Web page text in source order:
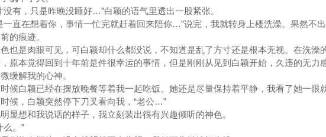
没有，只是昨晚没睡好…”白颖的语气里透出一股紧张。
一直在想着你，事情一忙完就赶着回来陪你…”说完，我就转身上楼洗澡。果然不
的痕迹。
也是肉眼可见，可白颖却什么都没说，不知道是乱了方寸还是根本无视。在洗澡
原本觉得回到十年前是件很幸运的事情，但是刚刚从见到白颖开始，久违的无力
缓解我的心神。
候白颖已经在摆放晚餐等着我一起吃饭。她还是尽量保持着平静，我看了她一眼
候，白颖突然停下刀叉看向我，“老公…”
显想和我说话的样子，我立刻装出很有兴趣倾听的神色。
。”